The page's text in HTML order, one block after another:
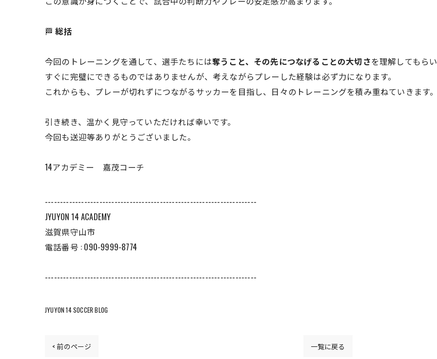
🏁 総括
今回のトレーニングを通して、選手たちには奪うこと、その先につなげることの大切さを理解してもら
すぐに完璧にできるものではありませんが、考えながらプレーした経験は必ず力になります。
これからも、プレーが切れずにつながるサッカーを目指し、日々のトレーニングを積み重ねていきます
引き続き、温かく見守っていただければ幸いです。
今回も送迎等ありがとうございました。
14アカデミー 嘉茂コーチ
----------------------------------------------------------------------
JYUYON 14 ACADEMY
滋賀県守山市
電話番号 : 090-9999-8774
----------------------------------------------------------------------
JYUYON 14 SOCCER BLOG
< 前のページ 一覧に戻る